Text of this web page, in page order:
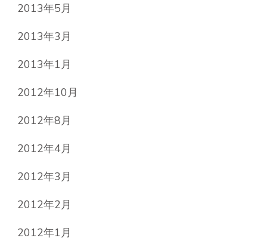
2013年5月
2013年3月
2013年1月
2012年10月
2012年8月
2012年4月
2012年3月
2012年2月
2012年1月